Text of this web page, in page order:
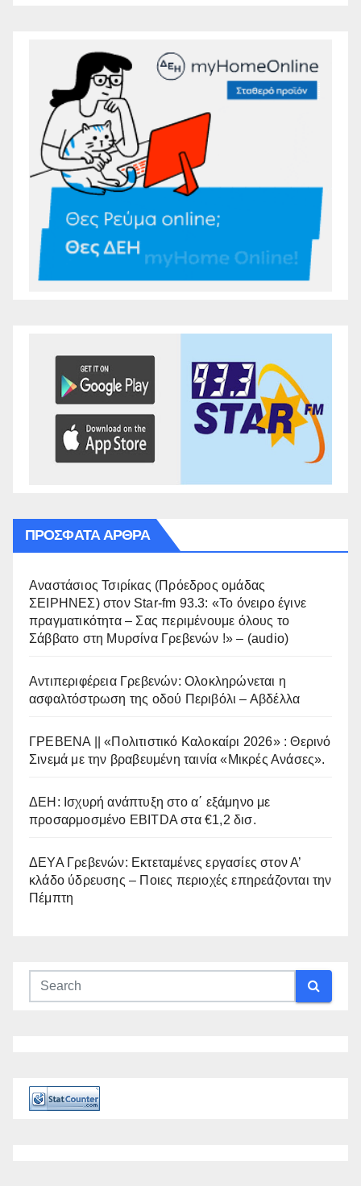
ΠΡΌΣΦΑΤΑ ΆΡΘΡΑ
Αναστάσιος Τσιρίκας (Πρόεδρος ομάδας
ΣΕΙΡΗΝΕΣ) στον Star-fm 93.3: «Το όνειρο έγινε
πραγματικότητα – Σας περιμένουμε όλους το
Σάββατο στη Μυρσίνα Γρεβενών !» – (audio)
Αντιπεριφέρεια Γρεβενών: Ολοκληρώνεται η
ασφαλτόστρωση της οδού Περιβόλι – Αβδέλλα
ΓΡΕΒΕΝΑ || «Πολιτιστικό Καλοκαίρι 2026» : Θερινό
Σινεμά με την βραβευμένη ταινία «Μικρές Ανάσες».
ΔΕΗ: Ισχυρή ανάπτυξη στο α΄ εξάμηνο με
προσαρμοσμένο EBITDA στα €1,2 δισ.
ΔΕΥΑ Γρεβενών: Εκτεταμένες εργασίες στον Α’
κλάδο ύδρευσης – Ποιες περιοχές επηρεάζονται την
Πέμπτη